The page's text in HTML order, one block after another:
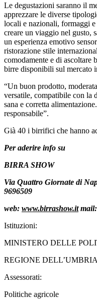
Le degustazioni saranno il
apprezzare le diverse
locali e nazionali, formaggi
creare un viaggio nel gusto,
un esperienza emotivo
ristorazione stile
comodamente e di ascoltare
birre disponibili sul mercato
“Un buon prodotto,
versatile, compatibile con la
sana e corretta
responsabile”.
Già 40 i birrifici che hanno
Per aderire info su
BIRRA SHOW
Via Quattro Giornate di
9696509
web: www.birrashow.itmail:
Istituzioni:
MINISTERO DELLE
REGIONE DELL’UMBRIA
Assessorati:
Politiche agricole